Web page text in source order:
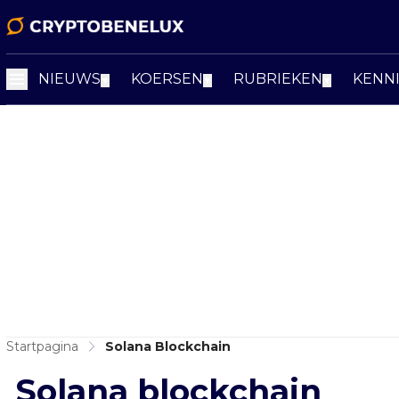
NIEUWS KOERSEN RUBRIEKEN
Startpagina Solana Blockchain
Solana blockchain